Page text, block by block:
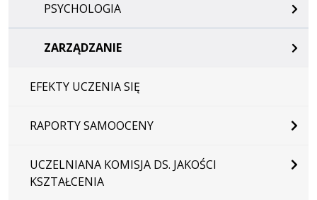
PSYCHOLOGIA
ZARZĄDZANIE
EFEKTY UCZENIA SIĘ
RAPORTY SAMOOCENY
UCZELNIANA KOMISJA DS. JAKOŚCI
KSZTAŁCENIA